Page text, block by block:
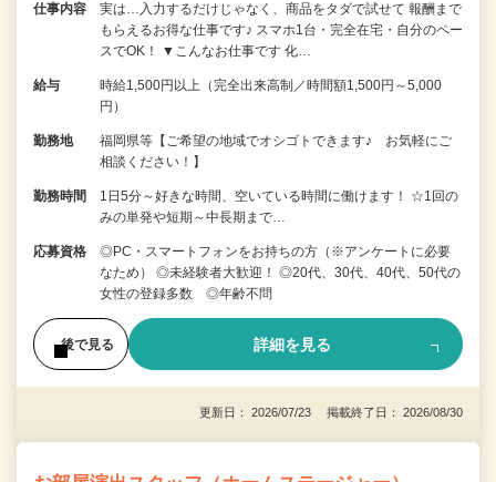
仕事内容
実は…入力するだけじゃなく、商品をタダで試せて 報酬まで
もらえるお得な仕事です♪ スマホ1台・完全在宅・自分のペー
スでOK！ ▼こんなお仕事です 化…
給与
時給1,500円以上（完全出来高制／時間額1,500円～5,000
円）
勤務地
福岡県等【ご希望の地域でオシゴトできます♪ お気軽にご
相談ください！】
勤務時間
1日5分～好きな時間、空いている時間に働けます！ ☆1回の
みの単発や短期～中長期まで…
応募資格
◎PC・スマートフォンをお持ちの方（※アンケートに必要
なため） ◎未経験者大歓迎！ ◎20代、30代、40代、50代の
女性の登録多数 ◎年齢不問
後で見る 詳細を見る
更新日： 2026/07/23 掲載終了日： 2026/08/30